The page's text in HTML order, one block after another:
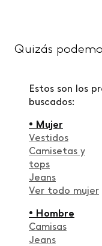
Quizás
Estos son los
buscados:
• Mujer
Vestidos
Camisetas y
tops
Jeans
Ver todo mujer
• Hombre
Camisas
Jeans